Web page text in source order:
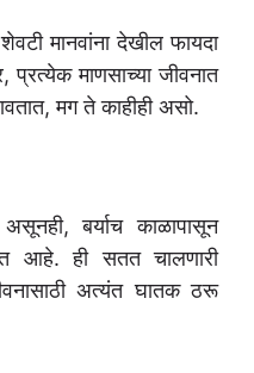
मानवांना देखील फायदा
प्रत्येक माणसाच्या जीवनात
मग ते काहीही असो.
बर्याच काळापासून
आहे. ही सतत चालणारी
अत्यंत घातक ठरू